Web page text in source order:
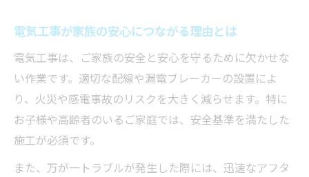
電気工事が家族の安心につながる理由とは
電気工事は、ご家族の安全と安心を守るために欠かせな
い作業です。適切な配線や漏電ブレーカーの設置によ
り、火災や感電事故のリスクを大きく減らせます。特に
お子様や高齢者のいるご家庭では、安全基準を満たした
施工が必須です。
また、万が一トラブルが発生した際には、迅速なアフタ